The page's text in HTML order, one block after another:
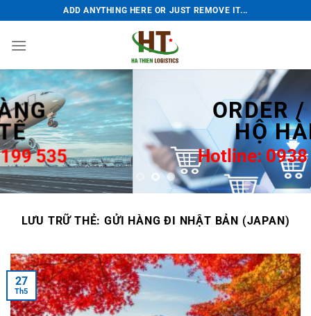
qua
nội
ADD ANYTHING HERE OR JUST REMOVE IT...
ORDER / MUA
HỘ HÀNG
Hotline: 0938 199 535
LƯU TRỮ THẺ: GỬI HÀNG ĐI NHẬT BẢN (JAPAN)
27
Th5